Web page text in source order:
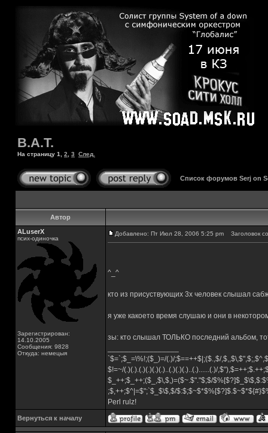
B.A.T.
На страницу 1 2 3 След.
Список форумов Serj on
Автор
ALuserX
псих-одиночка
Зарегистрирован:
14.10.2005
Сообщения: 9828
Откуда: немецыя
Добавлено: Пт Июл 28, 2006 5:25 pm Заголовок
^_^
кто из присуствующих 3х человек слышал
я уже какоето время слушаю и они в
зы: кто слышал ТОЛЬКО последний альбом,
`$=`;$_=\%!;($_)=/(.)/;$==++$|;($.,$/
$!=~/(.)(.).(.)(.)(.)(.)..(.)(.)(.)..(.)......(.)/
$_++;$_++;($_,$\,$,)=($~.$"."$;$/
;$,++;$^|=$";`$_$\$,$/
Perl rulz!
Вернуться к началу